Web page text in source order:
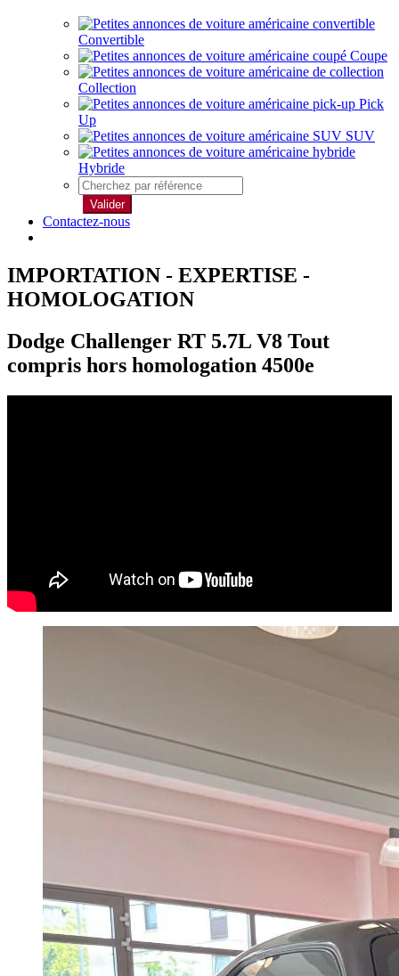
Convertible
Coupe
Collection
Pick
Up
SUV
Hybride
Valider
Contactez-nous
IMPORTATION - EXPERTISE -
HOMOLOGATION
Dodge Challenger RT 5.7L V8 Tout
compris hors homologation 4500e